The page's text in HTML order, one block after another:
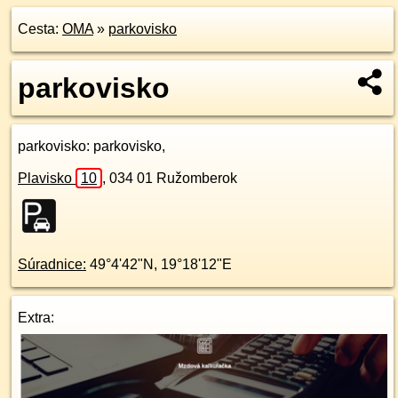
Cesta: OMA» parkovisko
parkovisko
parkovisko: parkovisko,
Plavisko 10 , 034 01 Ružomberok
Súradnice: 49°4'42"N , 19°18'12"E
Extra: